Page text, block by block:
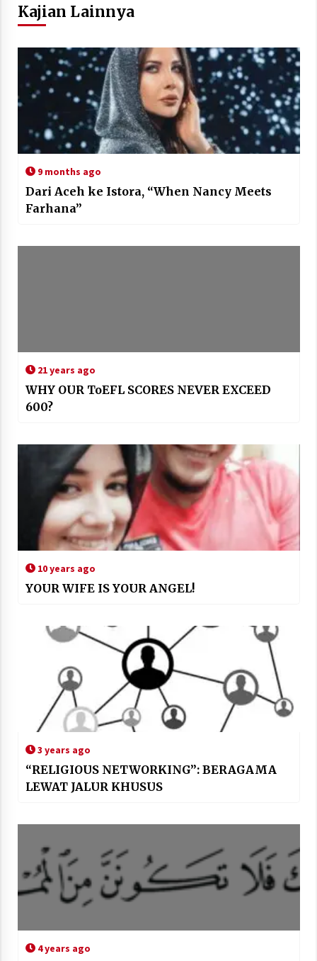
Kajian Lainnya
9 months ago
Dari Aceh ke Istora, “When Nancy Meets
Farhana”
21 years ago
WHY OUR ToEFL SCORES NEVER EXCEED
600?
10 years ago
YOUR WIFE IS YOUR ANGEL!
3 years ago
“RELIGIOUS NETWORKING”: BERAGAMA
LEWAT JALUR KHUSUS
4 years ago